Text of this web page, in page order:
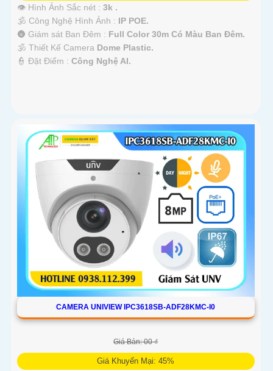
👁 Hình Ảnh Sắc nét : 3k .
🕉️ Công Nghệ Hình Ảnh : IP POE.
🌚 Giám sát Ban Đêm : Full Color 30m Có Màu Ban Ðêm.
🕉️ Thiết Kế Camera Dome Plastic.
️👮 Đặt Điểm : Công Nghệ AI.
CAMERA UNIVIEW IPC3618SB-ADF28KMC-I0
Giá Bán: 00 ₫
Giá Khuyến Mại: 45%